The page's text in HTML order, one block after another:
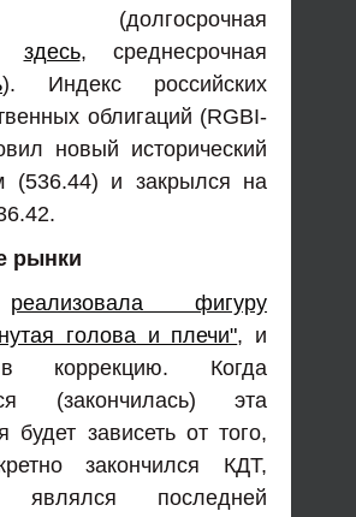
(долгосрочная
здесь, среднесрочная
). Индекс российских
облигаций (RGBI-
новый исторический
(536.44) и закрылся на
рынки
реализовала фигуру
голова и плечи", и
коррекцию. Когда
(закончилась) эта
будет зависеть от того,
закончился КДТ,
являлся последней